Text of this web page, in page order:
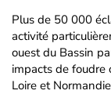
Plus de 50 000
activité
ouest du Bassin
impacts de foudre
Loire et